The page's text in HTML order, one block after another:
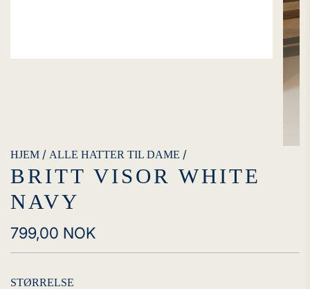
HJEM / ALLE HATTER TIL DAME /
BRITT VISOR WHITE
NAVY
Vanlig
pris
799,00 NOK
STØRRELSE